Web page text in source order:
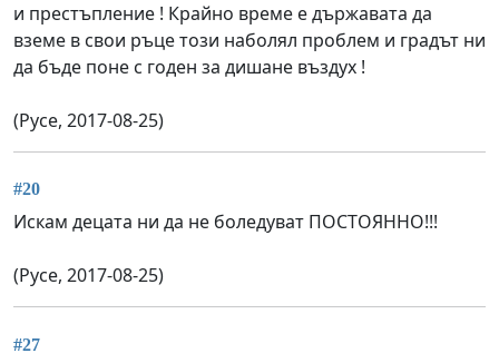
и престъпление ! Крайно време е държавата да
вземе в свои ръце този наболял проблем и градът ни
да бъде поне с годен за дишане въздух !
(Русе, 2017-08-25)
#20
Искам децата ни да не боледуват ПОСТОЯННО!!!
(Русе, 2017-08-25)
#27